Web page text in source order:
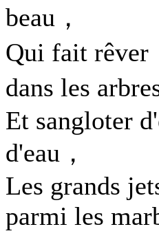
beau，
Qui fait rêver
dans les
Et sangloter
d'eau，
Les grands
parmi les